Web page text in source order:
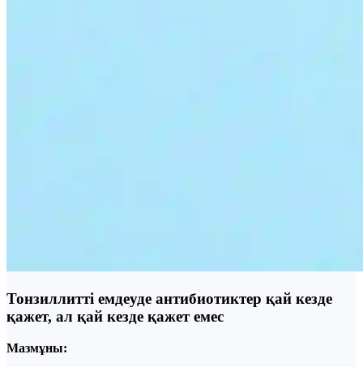
Тонзиллитті емдеуде антибиотиктер қай кезде
қажет, ал қай кезде қажет емес
Мазмұны: